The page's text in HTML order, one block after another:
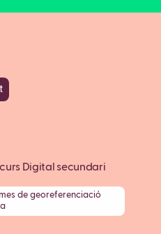
Digital secundari
de georeferenciació